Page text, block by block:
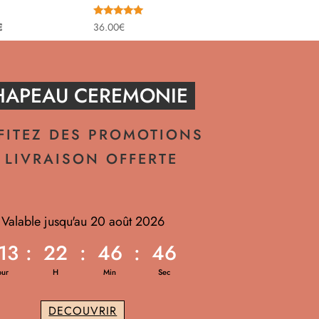
Le
prix
est :
59.90€.
Note
5.00
sur 5
36.00€
CEREMONIE
DES PROMOTIONS
OFFERTE
Valable jusqu'au 20 août 2026
: 22
H
: 46
Min
: 44
Sec
DECOUVRIR